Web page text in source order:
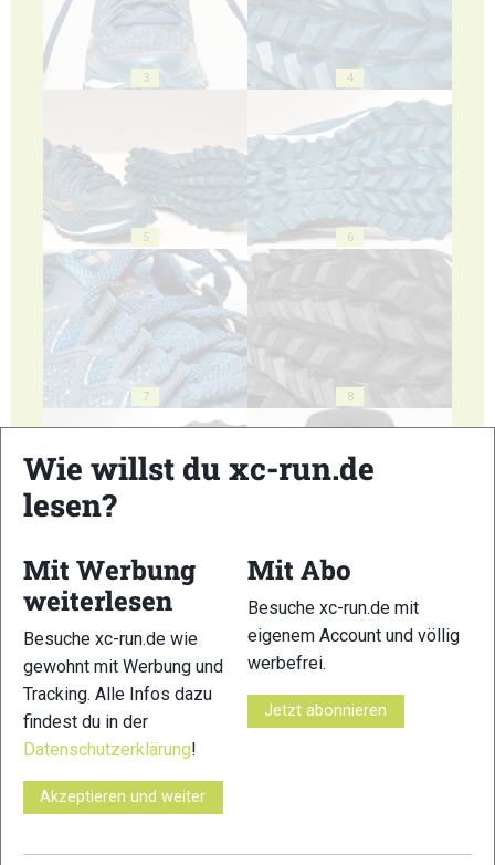
3 4
5 6
7 8
11 12
Wie willst du xc-run.de
lesen?
Mit Werbung
weiterlesen
Besuche xc-run.de wie
gewohnt mit Werbung und
Tracking. Alle Infos dazu
findest du in der
Datenschutzerklärung!
Akzeptieren und weiter
Mit Abo
Besuche xc-run.de mit
eigenem Account und völlig
werbefrei.
Jetzt abonnieren